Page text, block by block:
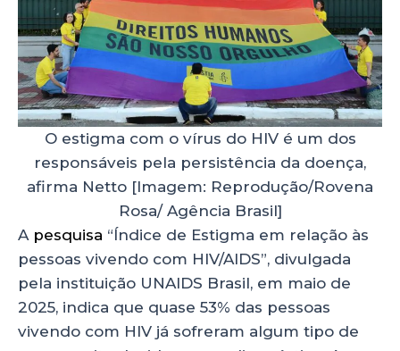
O estigma com o vírus do HIV é um dos
responsáveis pela persistência da doença,
afirma Netto [Imagem: Reprodução/Rovena
Rosa/ Agência Brasil]
A pesquisa “Índice de Estigma em relação às
pessoas vivendo com HIV/AIDS”, divulgada
pela instituição UNAIDS Brasil, em maio de
2025, indica que quase 53% das pessoas
vivendo com HIV já sofreram algum tipo de